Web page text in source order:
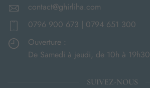
contact@ghirliha.com
0796 900 673 | 0794 651 300
Ouverture :
De Samedi à jeudi, de 10h à 19h30
SUIVEZ-NOUS